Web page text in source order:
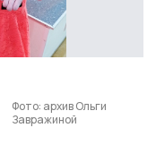
Фото: архив Ольги
Завражиной